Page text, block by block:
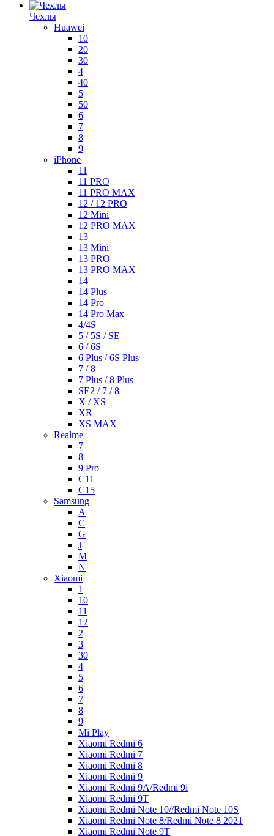
Чехлы
Huawei
10
20
30
4
40
5
50
6
7
8
9
iPhone
11
11 PRO
11 PRO MAX
12 / 12 PRO
12 Mini
12 PRO MAX
13
13 Mini
13 PRO
13 PRO MAX
14
14 Plus
14 Pro
14 Pro Max
4/4S
5 / 5S / SE
6 / 6S
6 Plus / 6S Plus
7 / 8
7 Plus / 8 Plus
SE2 / 7 / 8
X / XS
XR
XS MAX
Realme
7
8
9 Pro
C11
C15
Samsung
A
C
G
J
M
N
Xiaomi
1
10
11
12
2
3
30
4
5
6
7
8
9
Mi Play
Xiaomi Redmi 6
Xiaomi Redmi 7
Xiaomi Redmi 8
Xiaomi Redmi 9
Xiaomi Redmi 9A/Redmi 9i
Xiaomi Redmi 9T
Xiaomi Redmi Note 10//Redmi Note 10S
Xiaomi Redmi Note 8/Redmi Note 8 2021
Xiaomi Redmi Note 9T